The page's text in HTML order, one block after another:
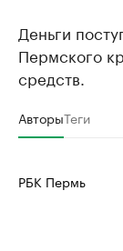
Деньги
Пермского
средств.
АвторыТеги
РБК Пермь